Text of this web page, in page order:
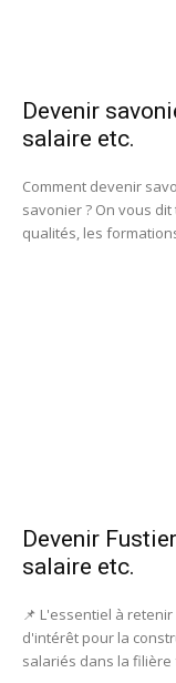
Devenir
salaire etc.
Comment devenir
savonier ? On vous
qualités, les
Devenir
salaire etc.
📌 L'essentiel à retenir →Le métier de fustier connaît un regain
d'intérêt pour la
salariés dans la filière